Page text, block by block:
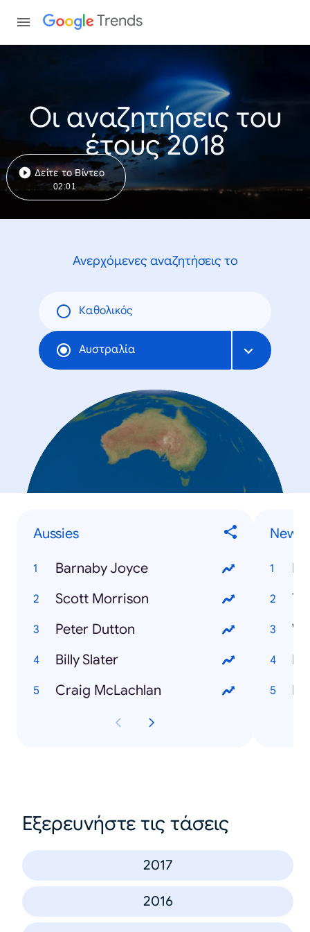
Trends
Οι αναζητήσεις του
έτους 2018
Δείτε το Βίντεο
02:01
Ανερχόμενες αναζητήσεις το
Καθολικός
Αυστραλία
Aussies
Barnaby Joyce
Scott Morrison
Peter Dutton
Billy Slater
Craig McLachlan
News
Εξερευνήστε τις τάσεις
2017
2016